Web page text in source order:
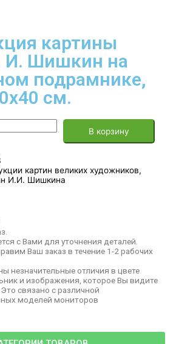
картины
И. Шишкин на
подрамнике,
см.
В корзину
картин великих художников,
И.И. Шишкина
с Вами для уточнения деталей.
Ваш заказ в течение 1-2 рабочих
незначительные отличия в цвете
и изображения, которое Вы видите
связано с различной
моделей мониторов